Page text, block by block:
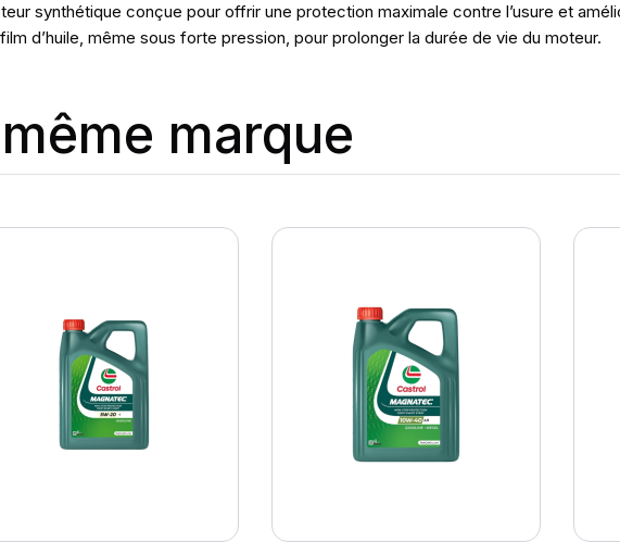
synthétique conçue pour offrir une protection maximale contre l’usure et
d’huile, même sous forte pression, pour prolonger la durée de vie du moteur.
marque